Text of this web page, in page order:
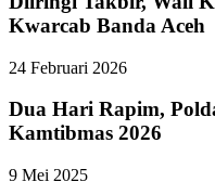
Kwarcab Banda Aceh
24 Februari 2026
Dua Hari Rapim,
Kamtibmas 2026
9 Mei 2025